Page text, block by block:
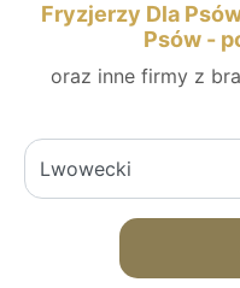
Fryzjerzy Dla
Psów -
oraz inne firmy z